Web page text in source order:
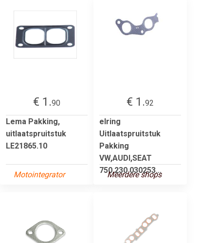
€ 1.90
Lema Pakking,
uitlaatspruitstuk
LE21865.10
Motointegrator
€ 1.92
elring
Uitlaatspruitstuk
Pakking
VW,AUDI,SEAT
750.230 030253...
Meerdere shops